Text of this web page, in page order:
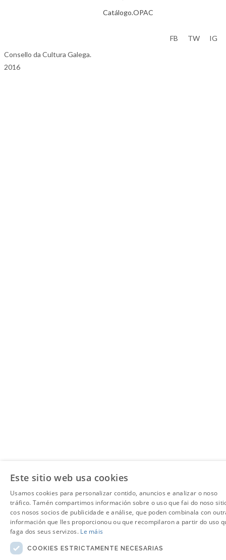
Catálogo.OPAC
Consello da Cultura Galega.
2016
FB TW IG
Este sitio web usa cookies
Usamos cookies para personalizar contido, anuncios e analizar o noso
tráfico. Tamén compartimos información sobre o uso que fai do noso
cos nosos socios de publicidade e análise, que poden combinala con
información que lles proporcionou ou que recompilaron a partir do uso
faga dos seus servizos. Le máis
COOKIES ESTRICTAMENTE NECESARIAS